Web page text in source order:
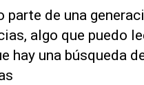
parte de una
algo que puedo
hay una búsqueda